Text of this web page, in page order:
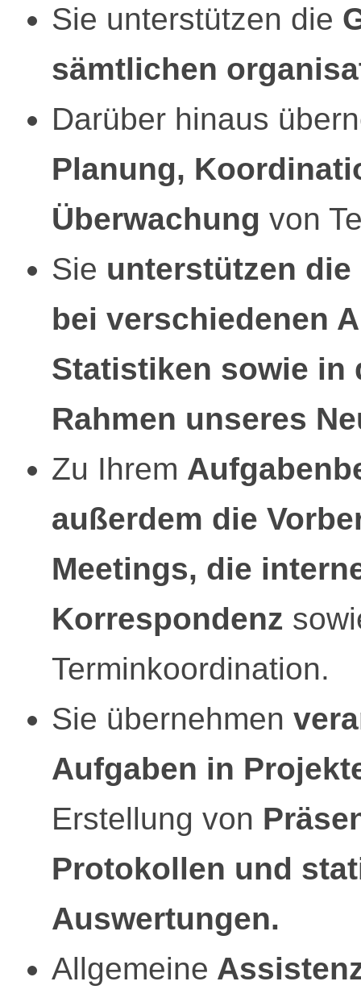
Sie unterstützen die
sämtlichen
Darüber hinaus
Planung,
Überwachung von
Sie unterstützen
bei verschiedenen
Statistiken sowie in
Rahmen unseres
Zu Ihrem
außerdem die
Meetings, die
Korrespondenz
Terminkoordination.
Sie übernehmen
Aufgaben in
Erstellung von
Protokollen und
Auswertungen.
Allgemeine